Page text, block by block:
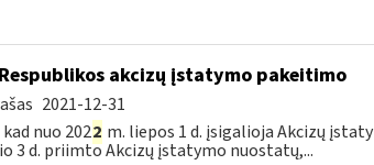
akcizų įstatymo pakeitimo
2021-12-31
nuo 2022 m. liepos 1 d. įsigalioja Akcizų
3 d. priimto Akcizų įstatymo nuostatų,...